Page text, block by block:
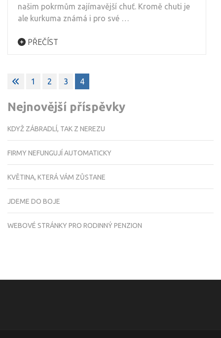
našim pokrmům zajímavější chuť. Kromě chuti je
ale kurkuma známá i pro své …
PŘEČÍST
Stránkování
1 2 3 4
Nejnovější příspěvky
KDYŽ ZÁBRADLÍ, TAK Z NEREZU
FIRMY NEFUNGUJÍ AUTOMATICKY
KVĚTINA, KTERÁ VÁM ZŮSTANE
JDEME DO BOJE
WEBOVÉ STRÁNKY PRO RODINNÝ PENZION